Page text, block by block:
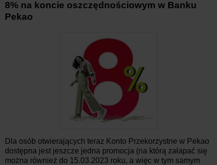
8% na koncie oszczędnościowym w Banku
Pekao
Dla osób otwierających teraz Konto Przekorzystne w Pekao
dostępna jest jeszcze jedna promocja (na którą załapać się
można również do 15.03.2023 roku, a więc w tym samym